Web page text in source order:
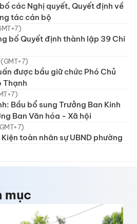
các Nghị quyết, Quyết định về
tác cán bộ
bố Quyết định thành lập 39 Chi
được bầu giữ chức Phó Chủ
Thạnh
Bầu bổ sung Trưởng Ban Kinh
Ban Văn hóa - Xã hội
toàn nhân sự UBND phường
mục